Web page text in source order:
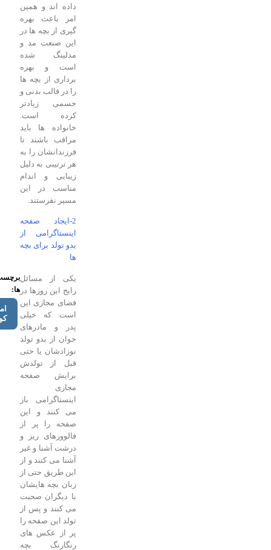
داده اند و همین
امر باعث بهره
گیری از بچه ها در
این صنعت مد و
مدلینگ شده
است و بهره
برداری از بچه ها
را در قالب بدنی و
جسمی زیادتر
کرده است.
خانواده ها باید
مراقب باشند تا
فرزندانشان را به
هر ترتیبی به دلیل
زیبایی و اندام
مناسب در این
مسیر نفرستند.
2-ایجاد صفحه
اینستاگرامی از
بدو تولد برای بچه
یکی از مسائل
رایج این روزها در
فضای مجازی این
است که خیلی
پدر و مادرهای
جوان از بدو تولد
نوزادشان یا حتی
قبل از تولدش
برایش صفحه
اینستاگرامی باز
می کنند و این
صفحه را پر از
فالوورهای ریز و
درشت آشنا و غیر
آشنا می کنند و از
این طریق حتی از
زبان بچه هایشان
با دیگران صحبت
می کنند و پس از
تولد این صفحه را
پر از عکس های
رنگارنگ بچه
برچسب
ها:
امنیت
کودکان